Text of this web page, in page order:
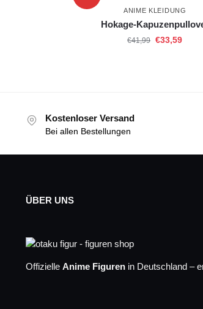
ANIME KLEIDUNG
Hokage-
€41,99 €33,59
Kostenloser Versand
Bei allen Bestellungen
ÜBER UNS
Offizielle Anime Figurenin Deutschland –